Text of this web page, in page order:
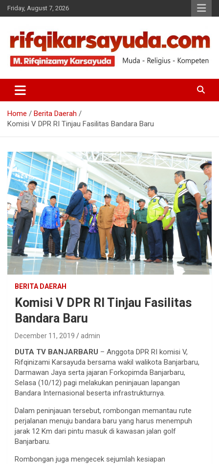
Friday, August 7, 2026
RIFQI KARSAYUDA
Home
Berita Daerah
Komisi V DPR RI Tinjau Fasilitas Bandara Baru
BERITA DAERAH
Komisi V DPR RI Tinjau Fasilitas
Bandara Baru
December 11, 2019 admin
DUTA TV BANJARBARU – Anggota DPR RI komisi V,
Rifqinizami Karsayuda bersama wakil walikota Banjarbaru,
Darmawan Jaya serta jajaran Forkopimda Banjarbaru,
Selasa (10/12) pagi melakukan peninjauan lapangan
Bandara Internasional beserta infrastrukturnya.
Dalam peninjauan tersebut, rombongan memantau rute
perjalanan menuju bandara baru yang harus menempuh
jarak 12 Km dari pintu masuk di kawasan jalan golf
Banjarbaru.
Rombongan juga mengecek sejumlah kesiapan